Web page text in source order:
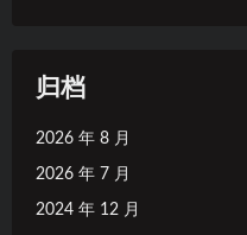
归档
2026 年 8 月
2026 年 7 月
2024 年 12 月